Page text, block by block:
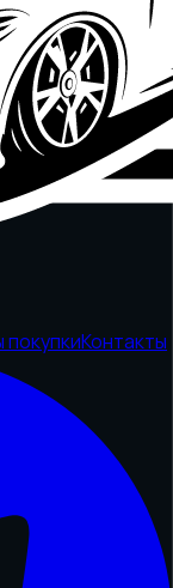
покупкиКонтакты